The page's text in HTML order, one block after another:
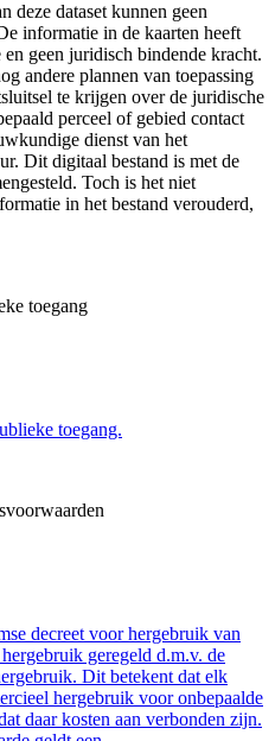
deze dataset kunnen geen
informatie in de kaarten heeft
geen juridisch bindende kracht.
andere plannen van toepassing
te krijgen over de juridische
perceel of gebied contact
dienst van het
Dit digitaal bestand is met de
Toch is het niet
in het bestand verouderd,
toegang
toegang.
decreet voor hergebruik van
geregeld d.m.v. de
Dit betekent dat elk
hergebruik voor onbepaalde
daar kosten aan verbonden zijn.